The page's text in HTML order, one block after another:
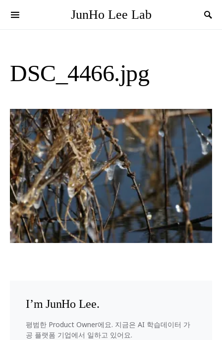
JunHo Lee Lab
DSC_4466.jpg
I’m JunHo Lee.
평범한 Product Owner에요. 지금은 AI 학습데이터 가
공 플랫폼 기업에서 일하고 있어요.